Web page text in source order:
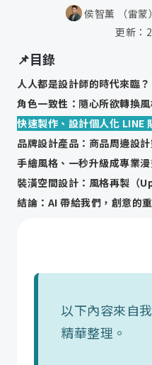
📌目錄
人人都是設計師的時代來臨？
角色一致性：隨心所欲轉換
快速製作、設計個人化 LINE
品牌設計產品：商品周邊設
手繪風格、一秒升級成專業
裝潢空間設計：風格再製（
結論：AI 帶給我們，創意的
侯智薰 （雷蒙）
更新：
以下內容來自
精華整理。